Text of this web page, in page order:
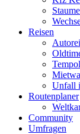
Reisen
Unfall
Routenplaner
Community
Umfragen